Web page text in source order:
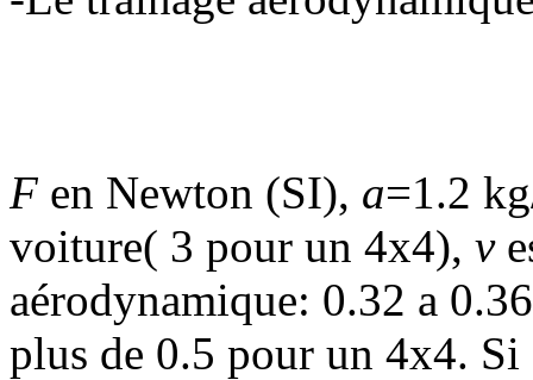
F en Newton (SI), a=1.2
voiture( 3 pour un 4x4), v
aérodynamique: 0.32 a
plus de 0.5 pour un 4x4.